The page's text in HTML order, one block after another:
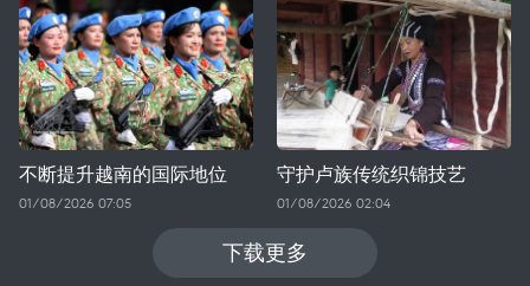
不断提升越南的国际地位
01/08/2026 07:05
守护卢族传统织锦技艺
01/08/2026 02:04
下载更多